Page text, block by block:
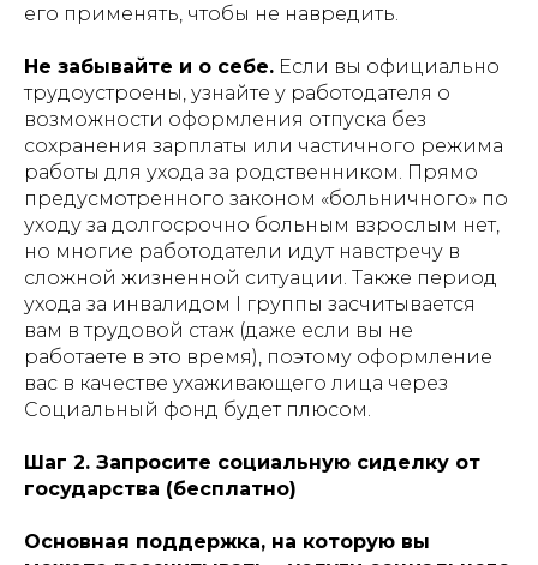
его применять, чтобы не навредить.
Не забывайте и о себе. Если вы официально
трудоустроены, узнайте у работодателя о
возможности оформления отпуска без
сохранения зарплаты или частичного режима
работы для ухода за родственником. Прямо
предусмотренного законом «больничного» по
уходу за долгосрочно больным взрослым нет,
но многие работодатели идут навстречу в
сложной жизненной ситуации. Также период
ухода за инвалидом I группы засчитывается
вам в трудовой стаж (даже если вы не
работаете в это время), поэтому оформление
вас в качестве ухаживающего лица через
Социальный фонд будет плюсом.
Шаг 2. Запросите социальную сиделку от
государства (бесплатно)
Основная поддержка, на которую вы